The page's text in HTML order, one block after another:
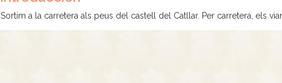
Sortim a la carretera als peus del castell del Catllar. Per carretera, els